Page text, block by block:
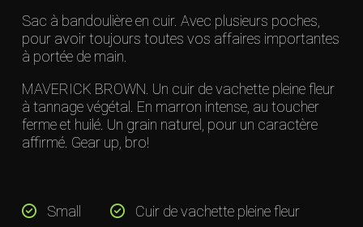
Sac à bandoulière en cuir. Avec plusieurs poches,
pour avoir toujours toutes vos affaires importantes
à portée de main.
MAVERICK BROWN. Un cuir de vachette pleine fleur
à tannage végétal. En marron intense, au toucher
ferme et huilé. Un grain naturel, pour un caractère
affirmé. Gear up, bro!
Small
Cuir de vachette pleine fleur